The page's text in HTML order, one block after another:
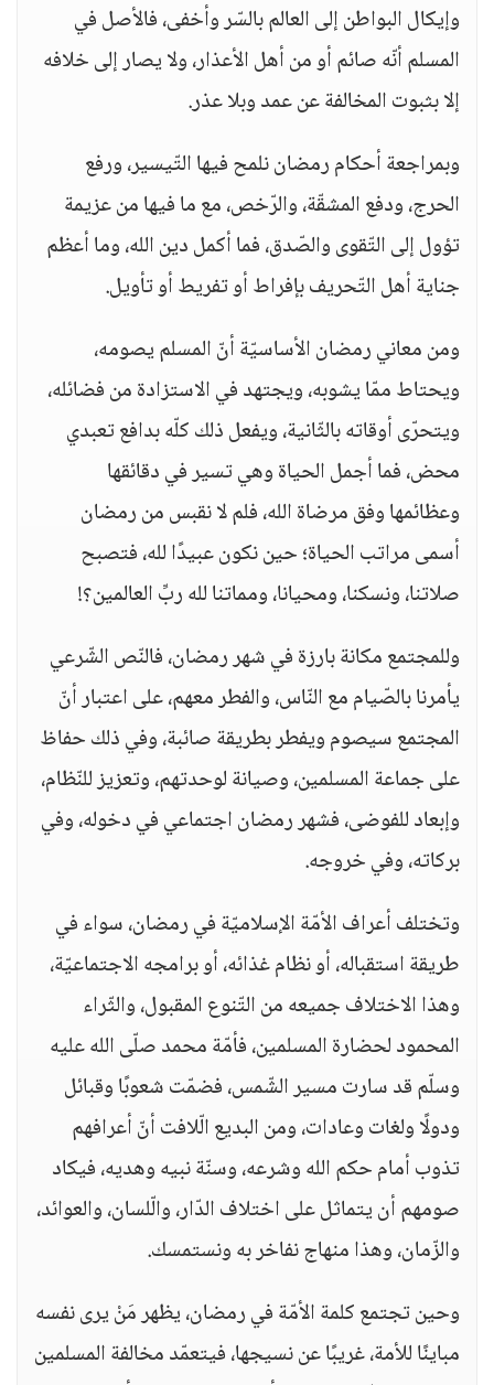
وإيكال البواطن إلى العالم بالسّر وأخفى، فالأصل في
المسلم أنّه صائم أو من أهل الأعذار، ولا يصار إلى خلافه
إلا بثبوت المخالفة عن عمد وبلا عذر.
وبمراجعة أحكام رمضان نلمح فيها التّيسير، ورفع
الحرج، ودفع المشقّة، والرّخص، مع ما فيها من عزيمة
تؤول إلى التّقوى والصّدق، فما أكمل دين الله، وما أعظم
جناية أهل التّحريف بإفراط أو تفريط أو تأويل.
ومن معاني رمضان الأساسيّة أنّ المسلم يصومه،
ويحتاط ممّا يشوبه، ويجتهد في الاستزادة من فضائله،
ويتحرّى أوقاته بالثّانية، ويفعل ذلك كلّه بدافع تعبدي
محض، فما أجمل الحياة وهي تسير في دقائقها
وعظائمها وفق مرضاة الله، فلم لا نقبس من رمضان
أسمى مراتب الحياة؛ حين نكون عبيدًا لله، فتصبح
صلاتنا، ونسكنا، ومحيانا، ومماتنا لله ربِّ العالمين؟!
وللمجتمع مكانة بارزة في شهر رمضان، فالنّص الشّرعي
يأمرنا بالصّيام مع النّاس، والفطر معهم، على اعتبار أنّ
المجتمع سيصوم ويفطر بطريقة صائبة، وفي ذلك حفاظ
على جماعة المسلمين، وصيانة لوحدتهم، وتعزيز للنّظام،
وإبعاد للفوضى، فشهر رمضان اجتماعي في دخوله، وفي
بركاته، وفي خروجه.
وتختلف أعراف الأمّة الإسلاميّة في رمضان، سواء في
طريقة استقباله، أو نظام غذائه، أو برامجه الاجتماعيّة،
وهذا الاختلاف جميعه من التّنوع المقبول، والثّراء
المحمود لحضارة المسلمين، فأمّة محمد صلّى الله عليه
وسلّم قد سارت مسير الشّمس، فضمّت شعوبًا وقبائل
ودولًا ولغات وعادات، ومن البديع الّلافت أنّ أعرافهم
تذوب أمام حكم الله وشرعه، وسنّة نبيه وهديه، فيكاد
صومهم أن يتماثل على اختلاف الدّار، والّلسان، والعوائد،
والزّمان، وهذا منهاج نفاخر به ونستمسك.
وحين تجتمع كلمة الأمّة في رمضان، يظهر مَنْ يرى نفسه
مباينًا للأمة، غريبًا عن نسيجها، فيتعمّد مخالفة المسلمين